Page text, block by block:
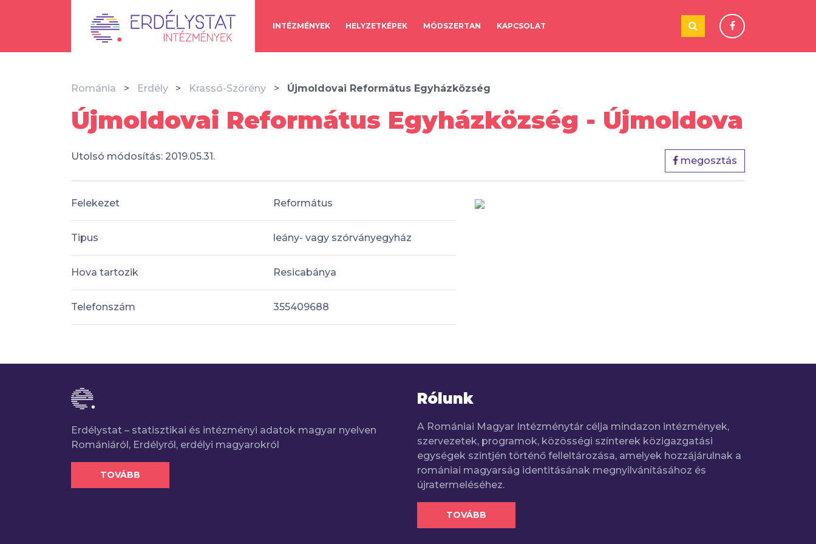
INTÉZMÉNYEK HELYZETKÉPEK MÓDSZERTAN KAPCSOLAT
Románia Erdély Krassó-Szörény Újmoldovai Református Egyházközség
Újmoldovai Református Egyházközség - Újmoldova
Utolsó módosítás: 2019.05.31. megosztás
Felekezet Református
Tipus leány- vagy szórványegyház
Hova tartozik Resicabánya
Telefonszám 355409688
Erdélystat – statisztikai és intézményi adatok magyar nyelven
Romániáról, Erdélyről, erdélyi magyarokról
TOVÁBB
Rólunk
A Romániai Magyar Intézménytár célja mindazon intézmények,
szervezetek, programok, közösségi színterek közigazgatási
egységek szintjén történő felleltározása, amelyek hozzájárulnak a
romániai magyarság identitásának megnyilvánításához és
újratermeléséhez.
TOVÁBB